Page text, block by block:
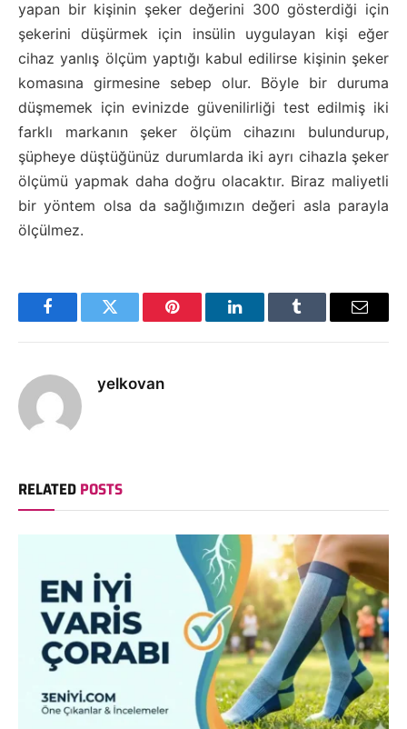
yapan bir kişinin şeker değerini 300 gösterdiği için
şekerini düşürmek için insülin uygulayan kişi eğer
cihaz yanlış ölçüm yaptığı kabul edilirse kişinin şeker
komasına girmesine sebep olur. Böyle bir duruma
düşmemek için evinizde güvenilirliği test edilmiş iki
farklı markanın şeker ölçüm cihazını bulundurup,
şüpheye düştüğünüz durumlarda iki ayrı cihazla şeker
ölçümü yapmak daha doğru olacaktır. Biraz maliyetli
bir yöntem olsa da sağlığımızın değeri asla parayla
ölçülmez.
FacebookTwitter Pinterest LinkedInTumblr Email
yelkovan
RELATEDPOSTS